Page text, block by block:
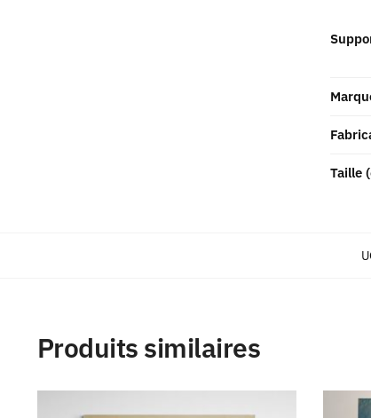
Taille
Produits similaires